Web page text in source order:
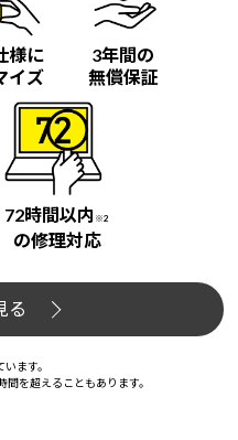
様に
イズ
3年間の
無償保証
72時間以内 ※2
の修理対応
る
ます。
を超えることもあります。